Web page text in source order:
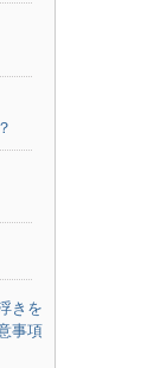
きを
事項